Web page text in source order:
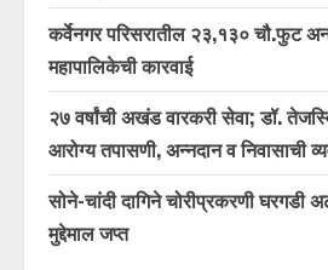
कर्वेनगर परिसरातील २३,१३० चौ.फुट
महापालिकेची कारवाई
२७ वर्षांची अखंड वारकरी सेवा; डॉ.
आरोग्य तपासणी, अन्नदान व निवासाची
सोने-चांदी दागिने चोरीप्रकरणी
मुद्देमाल जप्त